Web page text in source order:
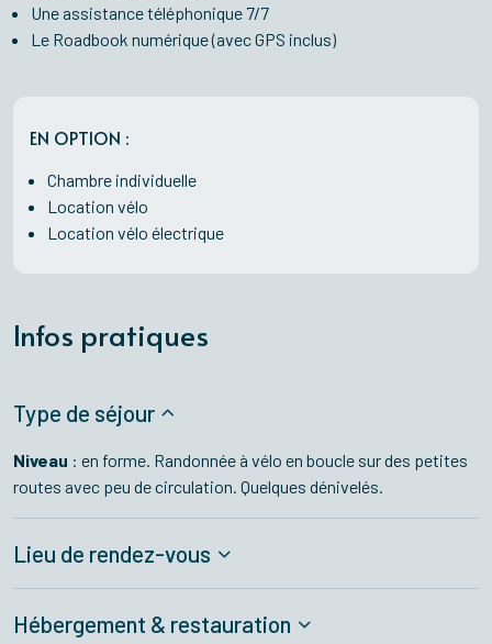
Une assistance téléphonique 7/7
Le Roadbook numérique (avec GPS inclus)
EN OPTION :
Chambre individuelle
Location vélo
Location vélo électrique
Infos pratiques
Type de séjour
Niveau : en forme. Randonnée à vélo en boucle sur des petites
routes avec peu de circulation. Quelques dénivelés.
Lieu de rendez-vous
Hébergement & restauration